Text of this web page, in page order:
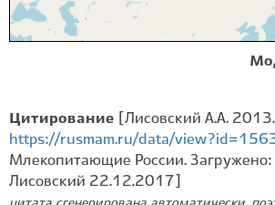
Цитирование
[Лисовский А.А.
https://rusmam.ru/data/
Млекопитающие России.
Лисовский 22.12.2017]